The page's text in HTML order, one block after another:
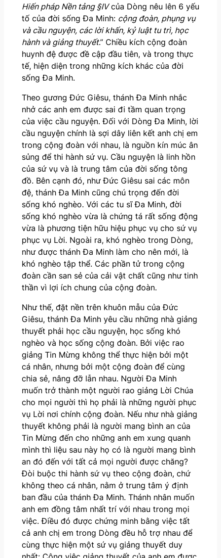
Hiến pháp Nền tảng §IVcủa Dòng nêu lên 6 yếu
tố của đời sống Đa Minh: cộng đoàn, phụng vụ
và cầu nguyện, các lời khấn, kỷ luật tu trì, học
hành và giảng thuyết.” Chiều kích cộng đoàn
huynh đệ được đề cập đầu tiên, và trong thực
tế, hiện diện trong những kích khác của đời
sống Đa Minh.
Theo gương Đức Giêsu, thánh Đa Minh nhắc
nhở các anh em được sai đi tầm quan trọng
của việc cầu nguyện. Đối với Dòng Đa Minh, lời
cầu nguyện chính là sợi dây liên kết anh chị em
trong cộng đoàn với nhau, là nguồn kín múc ân
sủng để thi hành sứ vụ. Cầu nguyện là linh hồn
của sứ vụ và là trung tâm của đời sống tông
đồ. Bên cạnh đó, như Đức Giêsu sai các môn
đệ, thánh Đa Minh cũng chú trọng đến đời
sống khó nghèo. Với các tu sĩ Đa Minh, đời
sống khó nghèo vừa là chứng tá rất sống động
vừa là phương tiện hữu hiệu phục vụ cho sứ vụ
phục vụ Lời. Ngoài ra, khó nghèo trong Dòng,
như được thánh Đa Minh làm cho nên mới, là
khó nghèo tập thể. Các phần tử trong cộng
đoàn cần san sẻ của cải vật chất cũng như tinh
thần vì lợi ích chung của cộng đoàn.
Như thế, đặt nền trên khuôn mẫu của Đức
Giêsu, thánh Đa Minh yêu cầu những nhà giảng
thuyết phải học cầu nguyện, học sống khó
nghèo và học sống cộng đoàn. Bởi việc rao
giảng Tin Mừng không thể thực hiện bởi một
cá nhân, nhưng bởi một cộng đoàn để cùng
chia sẻ, nâng đỡ lẫn nhau. Người Đa Minh
muốn trở thành một người rao giảng Lời Chúa
cho mọi người thì họ phải là những người phục
vụ Lời nơi chính cộng đoàn. Nếu như nhà giảng
thuyết không phải là người mang bình an của
Tin Mừng đến cho những anh em xung quanh
mình thì liệu sau này họ có là người mang bình
an đó đến với tất cả mọi người được chăng?
Đòi buộc thi hành sứ vụ theo cộng đoàn, chứ
không theo cá nhân, nằm ở trung tâm ý định
ban đầu của thánh Đa Minh. Thánh nhân muốn
anh em đồng tâm nhất trí với nhau trong mọi
việc. Điều đó được chứng minh bằng việc tất
cả anh chị em trong Dòng đều hỗ trợ nhau để
cùng thực hiện một sứ vụ giảng thuyết duy